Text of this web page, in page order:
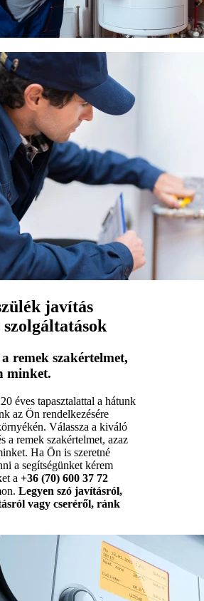
javítás
szolgáltatások
remek szakértelmet,
minket.
éves tapasztalattal a hátunk
az Ön rendelkezésére
Válassza a kiváló
a remek szakértelmet, azaz
Ha Ön is szeretné
a segítségünket kérem
a +36 (70) 600 37 72
Legyen szó javításról,
vagy cseréről, ránk